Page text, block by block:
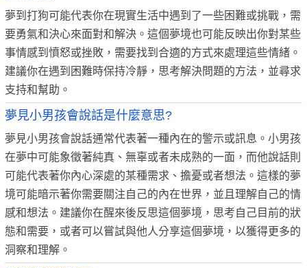
夢到打狗可能代表你在現實生活中遇到了一些困難或挑戰，需
要勇氣和決心來面對和解決。這個夢境也可能反映出你對某些
事情感到憤怒或挫敗，需要找到合適的方式來處理這些情緒。
建議你在遇到困難時保持冷靜，思考解決問題的方法，並尋求
支持和幫助。
夢見小男孩會說話是什麼意思?
夢見小男孩會說話通常代表著一種內在的警示或訊息。小男孩
在夢中可能象徵著純真、無辜或者未成熟的一面，而他說話則
可能代表著你內心深處的某種需求、擔憂或者想法。這樣的夢
境可能暗示著你需要關注自己的內在世界，並且理解自己的情
感和想法。建議你在醒來後反思這個夢境，思考自己目前的狀
態和需要，或者可以嘗試與他人分享這個夢境，以獲得更多的
洞察和理解。